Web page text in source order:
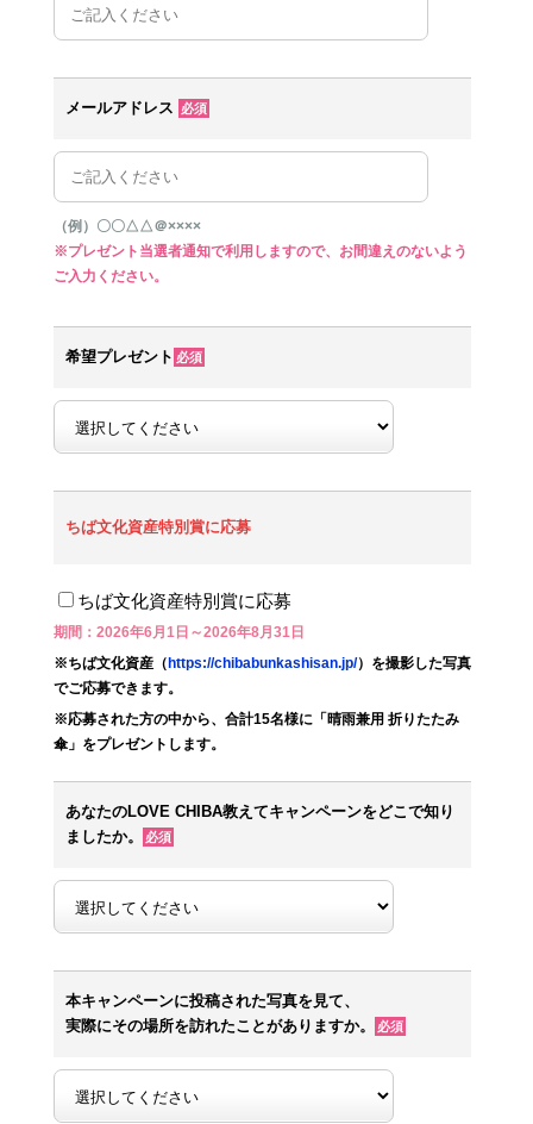
メールアドレス 必須
（例）〇〇△△＠××××
※プレゼント当選者通知で利用しますので、お間違えのないよう
ご入力ください。
希望プレゼント 必須
ちば文化資産特別賞に応募
ちば文化資産特別賞に応募
期間：2026年6月1日～2026年8月31日
※ちば文化資産（https://chibabunkashisan.jp/）を撮影した写真
でご応募できます。
※応募された方の中から、合計15名様に「晴雨兼用 折りたたみ
傘」をプレゼントします。
あなたのLOVE CHIBA教えてキャンペーンをどこで知り
ましたか。
必須
本キャンペーンに投稿された写真を見て、
実際にその場所を訪れたことがありますか。
必須